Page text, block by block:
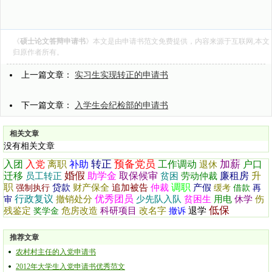
《硕士论文答辩申请书》本文是由申请书范文免费提供，内容来源于互联网,本文
归原作者所有。
上一篇文章： 实习生实现转正的申请书
下一篇文章： 入学生会纪检部的申请书
相关文章
没有相关文章
入团 入党 离职 补助 转正 预备党员 工作调动 退休 加薪 户口
迁移 员工转正 婚假 助学金 取保候审 贫困 劳动仲裁 廉租房 升
职 强制执行 贷款 财产保全 追加被告 仲裁 调职 产假 缓考 借款 再
审 行政复议 撤销处分 优秀团员 少先队入队 贫困生 用电 休学 伤
残鉴定 奖学金 危房改造 科研项目 改名字 撤诉 退学 低保
推荐文章
农村村主任的入党申请书
2012年大学生入党申请书优秀范文